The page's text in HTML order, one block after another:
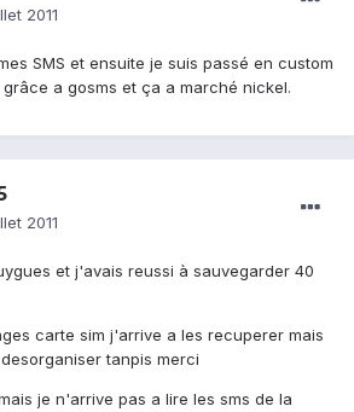
2011
SMS et ensuite je suis passé en custom
a gosms et ça a marché nickel.
2011
et j'avais reussi à sauvegarder 40
carte sim j'arrive a les recuperer mais
tanpis merci
je n'arrive pas a lire les sms de la